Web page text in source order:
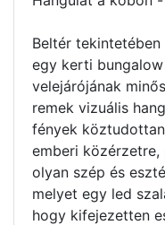
Beltér
egy kerti
velejárójának
remek vizuális
fények
emberi közérzetre,
olyan szép és
melyet egy led
hogy kifejezetten